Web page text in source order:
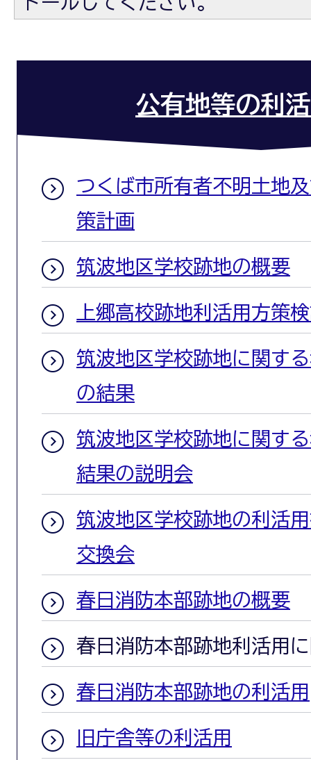
公有地等の利
つくば市所有者不明土地
策計画
筑波地区学校跡地の概要
上郷高校跡地利活用方策
筑波地区学校跡地に関す
の結果
筑波地区学校跡地に関す
結果の説明会
筑波地区学校跡地の利活
交換会
春日消防本部跡地の概要
春日消防本部跡地利活用
春日消防本部跡地の利活用
旧庁舎等の利活用